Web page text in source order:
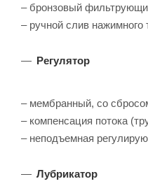
– бронзовый
– ручной слив
Регулятор
– мембранный, со
– компенсация потока
– неподъемная
Лубрикатор